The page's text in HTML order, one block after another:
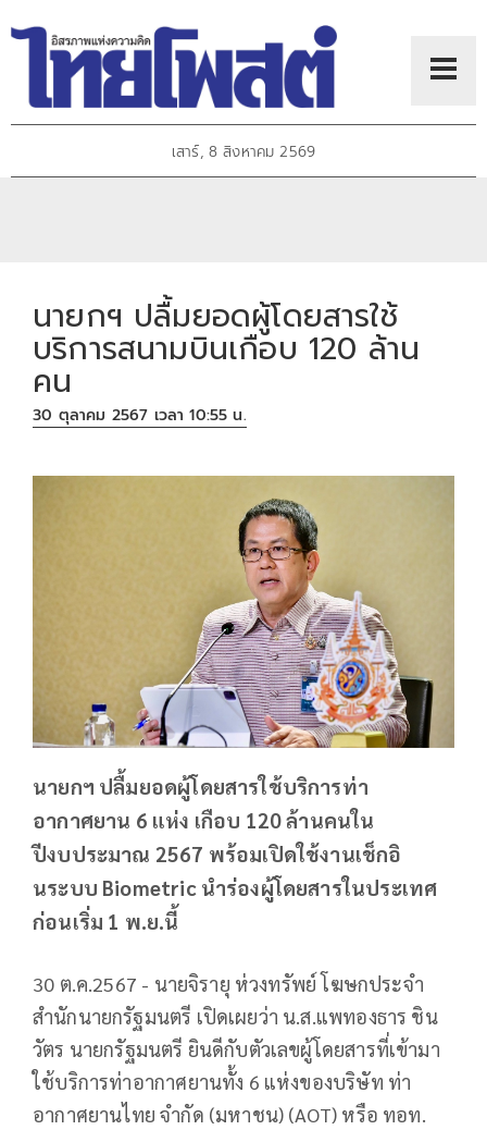
เสาร์, 8 สิงหาคม 2569
นายกฯ ปลื้มยอดผู้โดยสารใช้
บริการสนามบินเกือบ 120 ล้าน
คน
30 ตุลาคม 2567 เวลา 10:55 น.
นายกฯ ปลื้มยอดผู้โดยสารใช้บริการท่า
อากาศยาน 6 แห่ง เกือบ 120 ล้านคนใน
ปีงบประมาณ 2567 พร้อมเปิดใช้งานเช็กอิ
นระบบ Biometric นำร่องผู้โดยสารในประเทศ
ก่อนเริ่ม 1 พ.ย.นี้
30 ต.ค.2567 - นายจิรายุ ห่วงทรัพย์ โฆษกประจำ
สำนักนายกรัฐมนตรี เปิดเผยว่า น.ส.แพทองธาร ชิน
วัตร นายกรัฐมนตรี ยินดีกับตัวเลขผู้โดยสารที่เข้ามา
ใช้บริการท่าอากาศยานทั้ง 6 แห่งของบริษัท ท่า
อากาศยานไทย จำกัด (มหาชน) (AOT) หรือ ทอท.